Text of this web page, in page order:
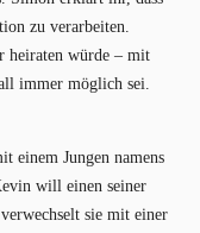
zu verarbeiten.
heiraten würde – mit
immer möglich sei.
einem Jungen namens
will einen seiner
sie mit einer